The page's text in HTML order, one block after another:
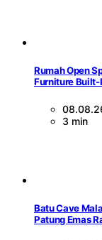
Rumah Open
Furniture Built-
3 min
Batu Cave
Patung Emas